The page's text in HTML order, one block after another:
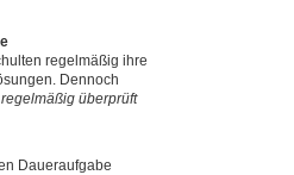
regelmäßig ihre
Dennoch
überprüft
Daueraufgabe